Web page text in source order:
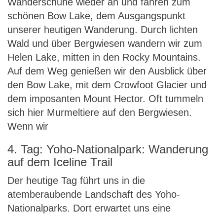
schönen Bow Lake, dem Ausgangspunkt
unserer heutigen Wanderung. Durch lichten
Wald und über Bergwiesen wandern wir zum
Helen Lake, mitten in den Rocky Mountains.
Auf dem Weg genießen wir den Ausblick über
den Bow Lake, mit dem Crowfoot Glacier und
dem imposanten Mount Hector. Oft tummeln
sich hier Murmeltiere auf den Bergwiesen.
Wenn wir
4. Tag: Yoho-Nationalpark: Wanderung
auf dem Iceline Trail
Der heutige Tag führt uns in die
atemberaubende Landschaft des Yoho-
Nationalparks. Dort erwartet uns eine